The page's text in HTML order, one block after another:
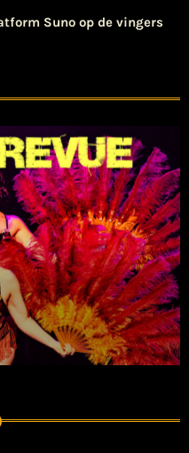
Suno op de vingers